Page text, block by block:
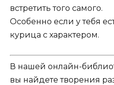
встретить того самого.
Особенно если у тебя
курица с характером.
В нашей онлайн-
вы найдете творения